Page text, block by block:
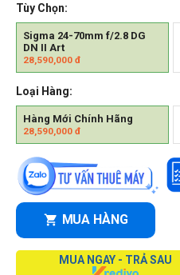
Tùy Chọn:
Sigma 24-70mm f/2.8 DG
DN II Art
28,590,000 đ
Loại Hàng:
Hàng Mới Chính Hãng
28,590,000 đ
MUA HÀNG
MUA NGAY - TRẢ SAU